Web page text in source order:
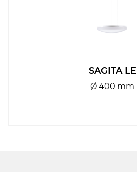
SAGITA LE
Ø 400 mm